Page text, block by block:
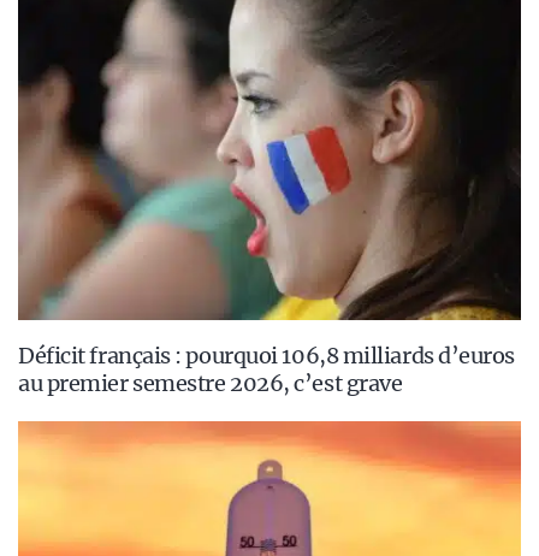
Déficit français : pourquoi 106,8 milliards d’euros
au premier semestre 2026, c’est grave